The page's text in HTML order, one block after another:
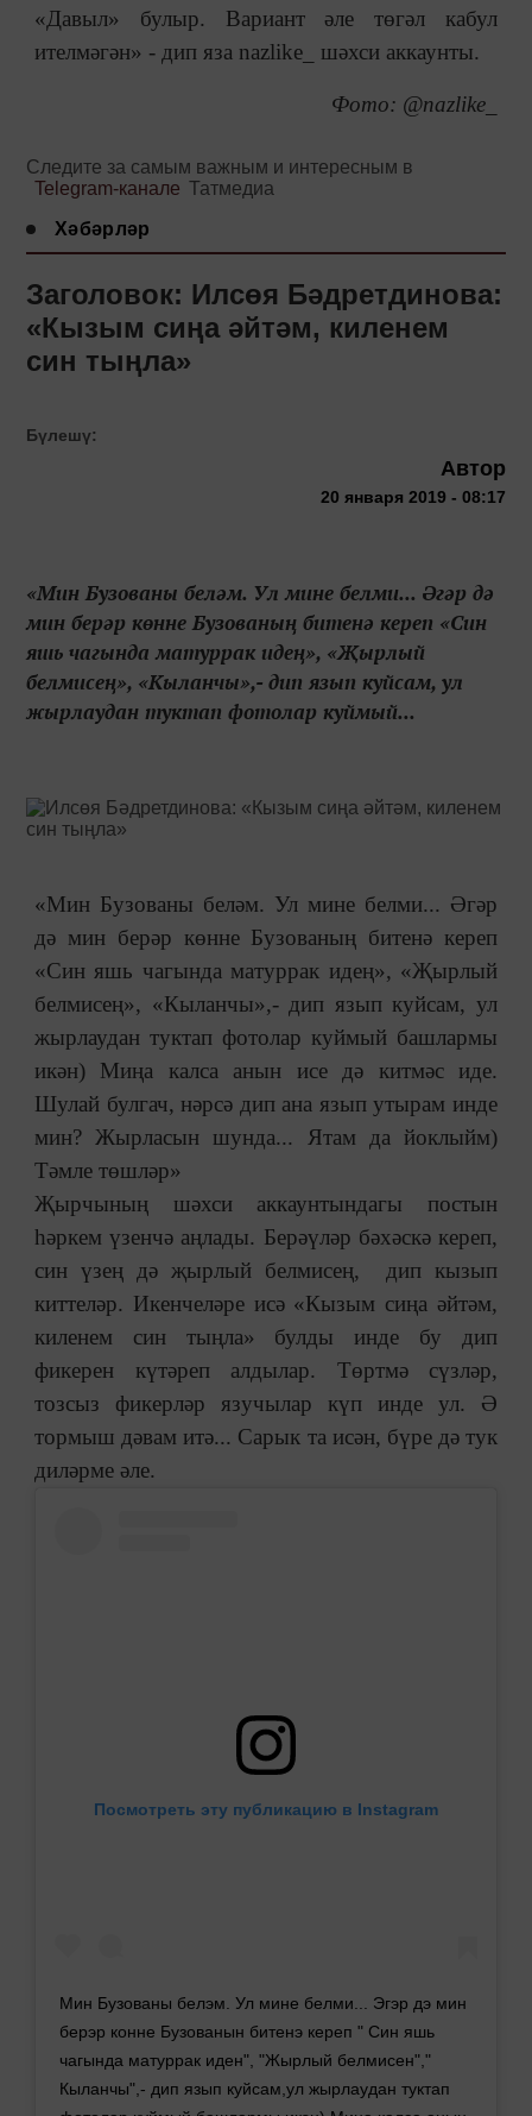
«Давыл» булыр. Вариант әле төгәл кабул
ителмәгән» - дип яза nazlike_ шәхси аккаунты.
Фото: @nazlike_
Следите за самым важным и интересным в
Telegram-канале Татмедиа
Хәбәрләр
Заголовок: Илсөя Бәдретдинова:
«Кызым сиңа әйтәм, киленем
син тыңла»
Бүлешү:
Автор
20 января 2019 - 08:17
«Мин Бузованы беләм. Ул мине белми... Әгәр дә
мин берәр көнне Бузованың битенә кереп «Син
яшь чагында матуррак идең», «Җырлый
белмисең», «Кыланчы»,- дип язып куйсам, ул
жырлаудан туктап фотолар куймый...
«Мин Бузованы беләм. Ул мине белми... Әгәр
дә мин берәр көнне Бузованың битенә кереп
«Син яшь чагында матуррак идең», «Җырлый
белмисең», «Кыланчы»,- дип язып куйсам, ул
жырлаудан туктап фотолар куймый башлармы
икән) Миңа калса анын исе дә китмәс иде.
Шулай булгач, нәрсә дип ана язып утырам инде
мин? Жырласын шунда... Ятам да йоклыйм)
Тәмле төшләр»
Җырчының шәхси аккаунтындагы постын
һәркем үзенчә аңлады. Берәүләр бәхәскә кереп,
син үзең дә җырлый белмисең, дип кызып
киттеләр. Икенчеләре исә «Кызым сиңа әйтәм,
киленем син тыңла» булды инде бу дип
фикерен күтәреп алдылар. Төртмә сүзләр,
тозсыз фикерләр язучылар күп инде ул. Ә
тормыш дәвам итә... Сарык та исән, бүре дә тук
диләрме әле.
Посмотреть эту публикацию в Instagram
Мин Бузованы белэм. Ул мине белми... Эгэр дэ мин
берэр конне Бузованын битенэ кереп " Син яшь
чагында матуррак иден", "Жырлый белмисен","
Кыланчы",- дип язып куйсам,ул жырлаудан туктап